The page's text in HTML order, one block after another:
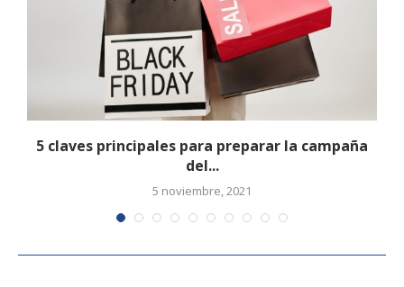
5 claves principales para preparar la campaña
del...
5 noviembre, 2021